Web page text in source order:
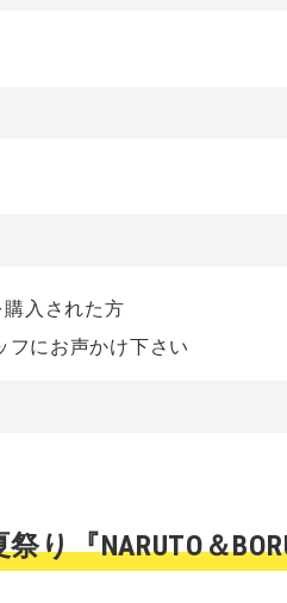
購入された方
フにお声かけ下さい
り『NARUTO＆